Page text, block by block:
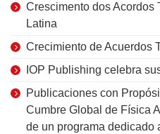
Crescimento dos Acordos
Latina
Crecimiento de Acuerdos
IOP Publishing celebra
Publicaciones con
Cumbre Global de Física
de un programa dedicado